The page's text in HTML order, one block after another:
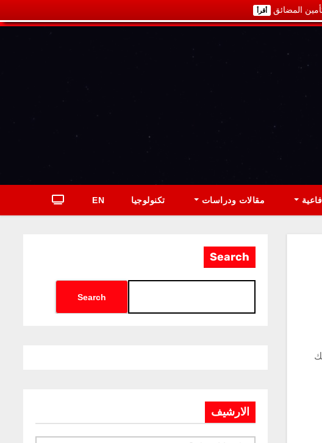
المضائق أقرأ
مقالات ودراسات تكنولوجيا EN
Search
Search
الارشيف